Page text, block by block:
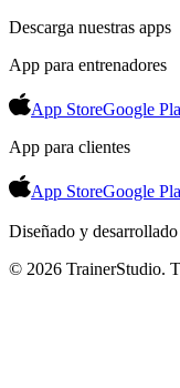
Descarga nuestras apps
App para entrenadores
App StoreGoogle
App para clientes
App StoreGoogle
Diseñado y
© 2026 TrainerStudio.